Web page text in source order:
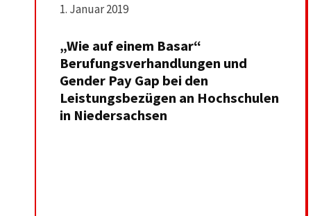
1. Januar 2019
„Wie auf einem Basar“
Berufungsverhandlungen und
Gender Pay Gap bei den
Leistungsbezügen an Hochschulen
in Niedersachsen